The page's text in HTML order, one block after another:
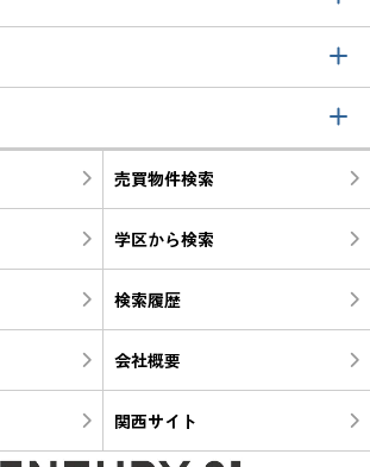
売買物件検索
学区から検索
検索履歴
会社概要
関西サイト